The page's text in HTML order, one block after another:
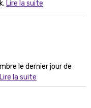
Lire la suite
le dernier jour de
Lire la suite